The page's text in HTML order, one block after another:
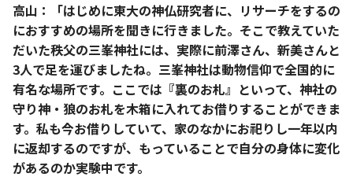
高山：「はじめに東大の神仏研究者に、リサーチをするの
におすすめの場所を聞きに行きました。そこで教えていた
だいた秩父の三峯神社には、実際に前澤さん、新美さんと
3人で足を運びましたね。三峯神社は動物信仰で全国的に
有名な場所です。ここでは『裏のお札』といって、神社の
守り神・狼のお札を木箱に入れてお借りすることができま
す。私も今お借りしていて、家のなかにお祀りし一年以内
に返却するのですが、もっていることで自分の身体に変化
があるのか実験中です。